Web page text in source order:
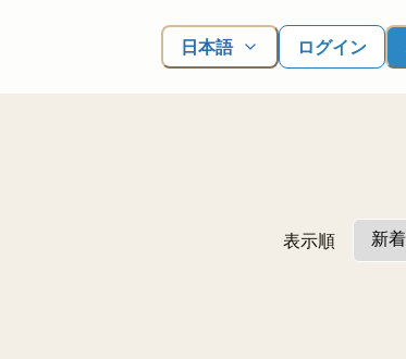
日本語 ログイン
表示順